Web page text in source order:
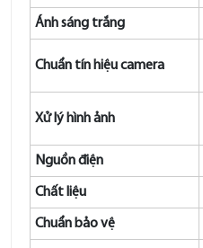
Ánh sáng trắng
Chuẩn tín hiệu camera
Xử lý hình ảnh
Nguồn điện
Chất liệu
Chuẩn bảo vệ